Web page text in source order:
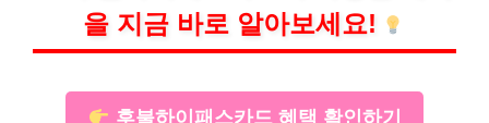
을 지금 바로 알아보세요!
후불하이패스카드 혜택 확인하기